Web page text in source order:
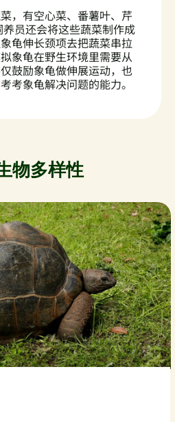
，有空心菜、番薯叶、芹
员还会将这些蔬菜制作成
龟伸长颈项去把蔬菜串拉
象龟在野生环境里需要从
鼓励象龟做伸展运动，也
考象龟解决问题的能力。
物多样性